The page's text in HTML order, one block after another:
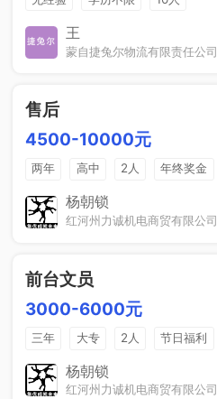
王
蒙自捷兔尔物流有限责任公司
售后
4500-10000元
两年 高中 2人 年终奖金
法定节假日
杨朝锁
红河州力诚机电商贸有限公司
前台文员
3000-6000元
三年 大专 2人 节日福利
工作餐
年终奖
杨朝锁
红河州力诚机电商贸有限公司